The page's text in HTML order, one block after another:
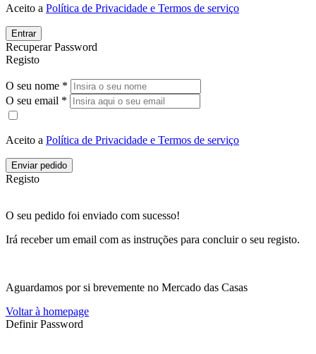
Aceito a Política de Privacidade e Termos de serviço
Entrar
Recuperar Password
Registo
O seu nome *
O seu email *
Aceito a Política de Privacidade e Termos de serviço
Enviar pedido
Registo
O seu pedido foi enviado com sucesso!
Irá receber um email com as instruções para concluir o seu registo.
Aguardamos por si brevemente no Mercado das Casas
Voltar à homepage
Definir Password